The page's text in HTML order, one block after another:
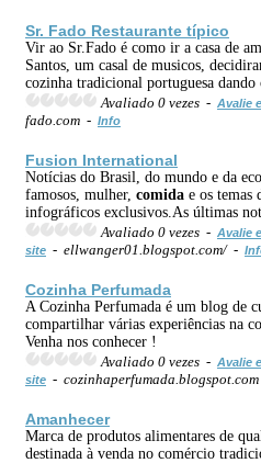
Sr. Fado Restaurante típico
Vir ao Sr.Fado é como ir a casa de
Santos, um casal de musicos,
cozinha tradicional portuguesa dando
Avaliado 0 vezes - Avalie
fado.com - Info
Fusion International
Notícias do Brasil, do mundo e da
famosos, mulher, comida e os temas
infográficos exclusivos.As últimas
Avaliado 0 vezes - Avalie
site - ellwanger01.blogspot.com/ -
Cozinha Perfumada
A Cozinha Perfumada é um blog de
compartilhar várias experiências na
Venha nos conhecer !
Avaliado 0 vezes - Avalie
site -
Amanhecer
Marca de produtos alimentares de
destinada à venda no comércio